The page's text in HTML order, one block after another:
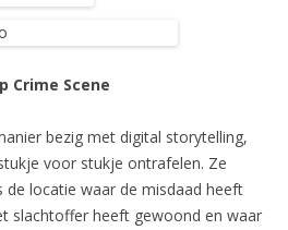
Crime Scene
bezig met digital storytelling,
voor stukje ontrafelen. Ze
locatie waar de misdaad heeft
slachtoffer heeft gewoond en waar